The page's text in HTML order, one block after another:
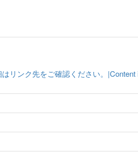
リンク先をご確認ください。|Content